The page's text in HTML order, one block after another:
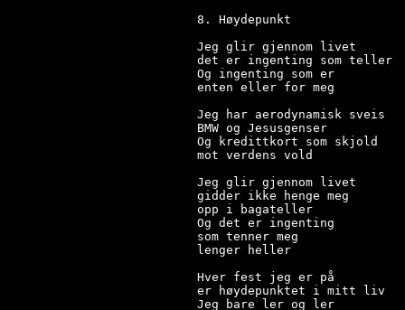
8. Høydepunkt
Jeg glir gjennom livet
det er ingenting som teller
Og ingenting som er
enten eller for meg
Jeg har aerodynamisk sveis
BMW og Jesusgenser
Og kredittkort som skjold
mot verdens vold
Jeg glir gjennom livet
gidder ikke henge meg
opp i bagateller
Og det er ingenting
som tenner meg
lenger heller
Hver fest jeg er på
er høydepunktet i mitt liv
Jeg bare ler og ler